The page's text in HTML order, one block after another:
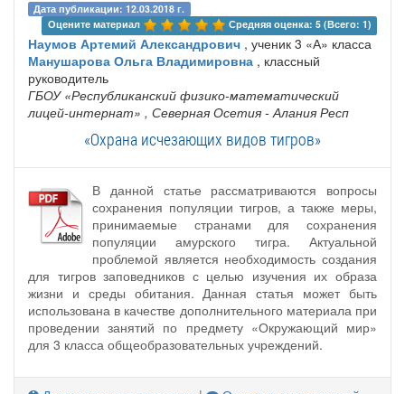
Дата публикации: 12.03.2018 г.
Оцените материал
Средняя оценка: 5 (Всего: 1)
Наумов Артемий Александрович , ученик 3 «А» класса
Манушарова Ольга Владимировна , классный
руководитель
ГБОУ «Республиканский физико-математический
лицей-интернат» , Северная Осетия - Алания Респ
«Охрана исчезающих видов тигров»
В данной статье рассматриваются вопросы
сохранения популяции тигров, а также меры,
принимаемые странами для сохранения
популяции амурского тигра. Актуальной
проблемой является необходимость создания
для тигров заповедников с целью изучения их образа
жизни и среды обитания. Данная статья может быть
использована в качестве дополнительного материала при
проведении занятий по предмету «Окружающий мир»
для 3 класса общеобразовательных учреждений.